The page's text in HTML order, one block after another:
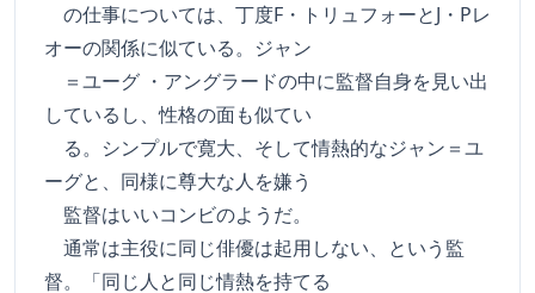
の仕事については、丁度F・トリュフォーとJ・Pレ
オーの関係に似ている。ジャン
＝ユーグ ・アングラードの中に監督自身を見い出
しているし、性格の面も似てい
る。シンプルで寛大、そして情熱的なジャン＝ユ
ーグと、同様に尊大な人を嫌う
監督はいいコンビのようだ。
通常は主役に同じ俳優は起用しない、という監
督。「同じ人と同じ情熱を持てる